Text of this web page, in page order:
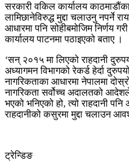
सरकारी वकिल कार्यालय
लामिछानेविरुद्ध मुद्दा चलाउनु नपर्ने
आधारमा पनि सोहीबमोजिम निर्णय
कार्यालय पाटनमा पठाइएको बताए ।
‘सन् २०१५ मा लिएको राहदानी
अध्यागमन विभागको रेकर्ड हेर्दा
नागरिकताका आधारमा नेपालमा
नागरिकता सर्वोच्च अदालतको
भएको भनिएको हो, त्यो राहदानी
राहदानीको कसुरमा मुद्दा चलाउन
ट्रेन्डिङ